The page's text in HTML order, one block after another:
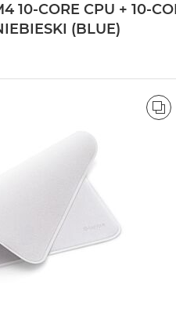
10-CORE CPU + 10-
(BLUE)